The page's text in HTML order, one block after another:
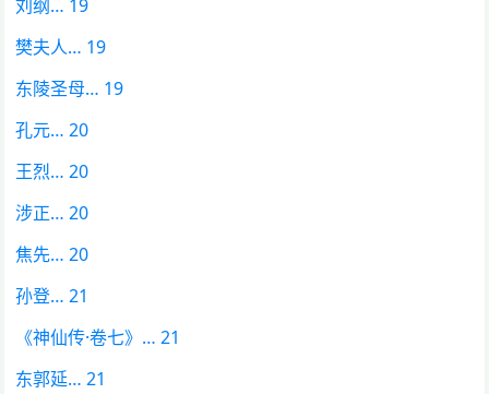
刘纲… 19
樊夫人… 19
东陵圣母… 19
孔元… 20
王烈… 20
涉正… 20
焦先… 20
孙登… 21
《神仙传·卷七》… 21
东郭延… 21